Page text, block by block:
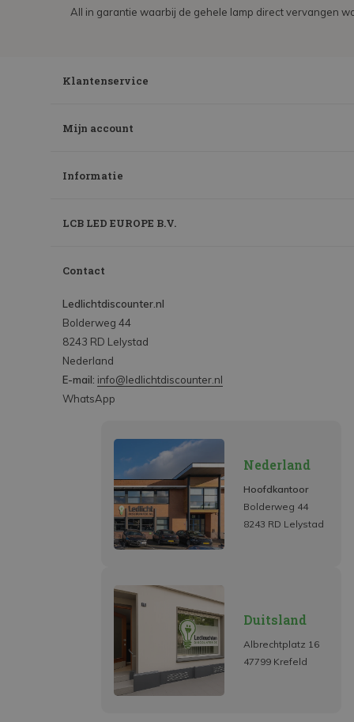
All in garantie waarbij de gehele lamp direct vervangen
Klantenservice
Mijn account
Informatie
LCB LED EUROPE B.V.
Contact
Ledlichtdiscounter.nl
Bolderweg 44
8243 RD Lelystad
Nederland
E-mail: info@ledlichtdiscounter.nl
WhatsApp
Nederland
Hoofdkantoor
Bolderweg 44
8243 RD Lelystad
Duitsland
Albrechtplatz 16
47799 Krefeld